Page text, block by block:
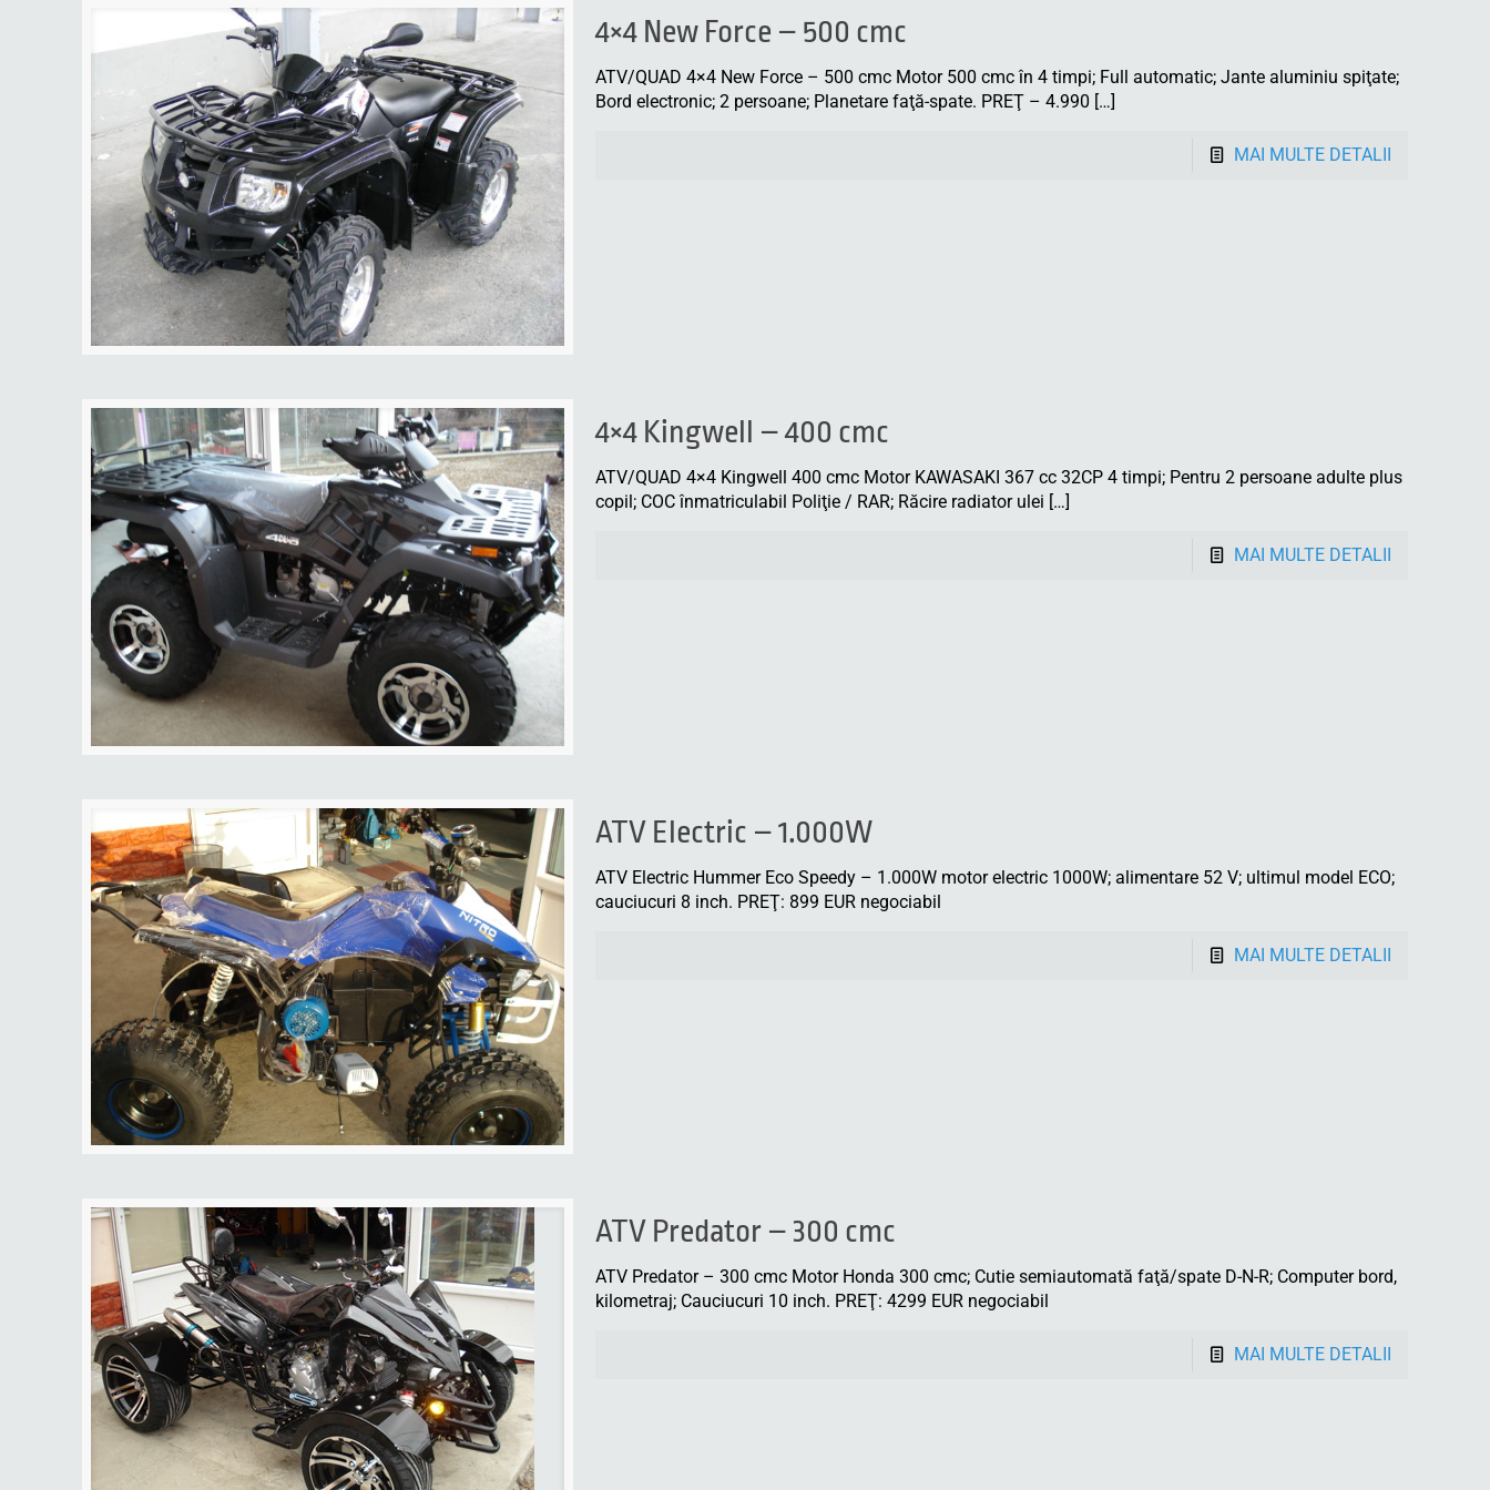
4×4 New Force – 500 cmc
ATV/QUAD 4×4 New Force – 500 cmc Motor 500 cmc în 4 timpi; Full automatic; Jante aluminiu spiţate;
Bord electronic; 2 persoane; Planetare faţă-spate. PREŢ – 4.990 […]
MAI MULTE DETALII
4×4 Kingwell – 400 cmc
ATV/QUAD 4×4 Kingwell 400 cmc Motor KAWASAKI 367 cc 32CP 4 timpi; Pentru 2 persoane adulte plus
copil; COC înmatriculabil Poliţie / RAR; Răcire radiator ulei […]
MAI MULTE DETALII
ATV Electric – 1.000W
ATV Electric Hummer Eco Speedy – 1.000W motor electric 1000W; alimentare 52 V; ultimul model ECO;
cauciucuri 8 inch. PREŢ: 899 EUR negociabil
MAI MULTE DETALII
ATV Predator – 300 cmc
ATV Predator – 300 cmc Motor Honda 300 cmc; Cutie semiautomată faţă/spate D-N-R; Computer bord,
kilometraj; Cauciucuri 10 inch. PREŢ: 4299 EUR negociabil
MAI MULTE DETALII